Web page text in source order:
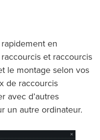
en
et raccourcis
le montage selon vos
de raccourcis
avec d’autres
un autre ordinateur.